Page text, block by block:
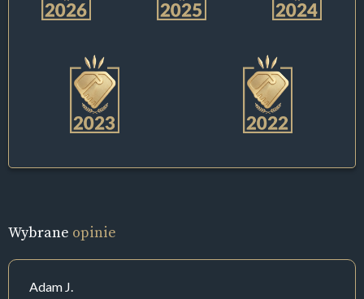
Wybrane opinie
Adam J.